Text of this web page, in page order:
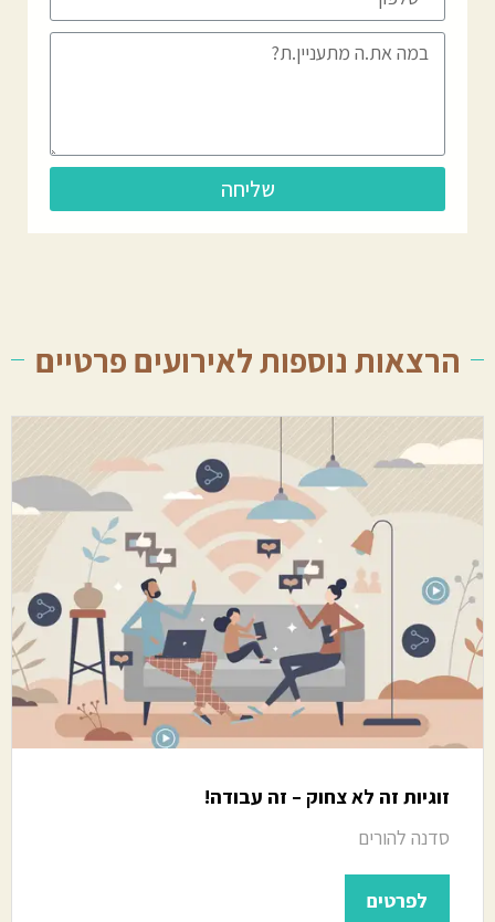
שליחה
הרצאות נוספות לאירועים פרטיים
זוגיות זה לא צחוק – זה עבודה!
סדנה להורים
לפרטים